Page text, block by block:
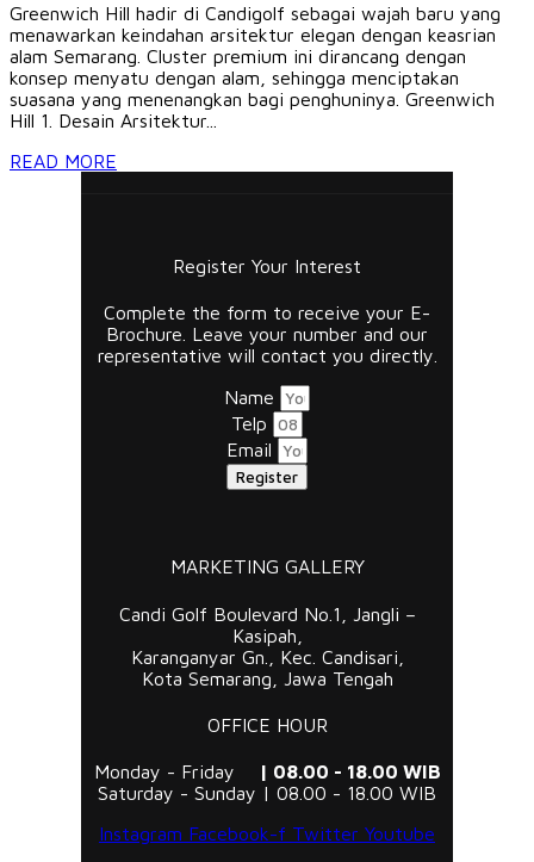
Greenwich Hill hadir di Candigolf sebagai wajah baru yang
menawarkan keindahan arsitektur elegan dengan keasrian
alam Semarang. Cluster premium ini dirancang dengan
konsep menyatu dengan alam, sehingga menciptakan
suasana yang menenangkan bagi penghuninya. Greenwich
Hill 1. Desain Arsitektur...
READ MORE
Register Your Interest
Complete the form to receive your E-
Brochure. Leave your number and our
representative will contact you directly.
Name
Telp
Email
Register
MARKETING GALLERY
Candi Golf Boulevard No.1, Jangli –
Kasipah,
Karanganyar Gn., Kec. Candisari,
Kota Semarang, Jawa Tengah
OFFICE HOUR
Monday - Friday
| 08.00 - 18.00 WIB
Saturday - Sunday | 08.00 - 18.00 WIB
Instagram Facebook-f Twitter Youtube